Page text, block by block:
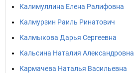
Калимуллина Елена Ралифовна
Калмурзин Раиль Ринатович
Калмыкова Дарья Сергеевна
Кальсина Наталия Александровна
Кармачева Наталья Васильевна